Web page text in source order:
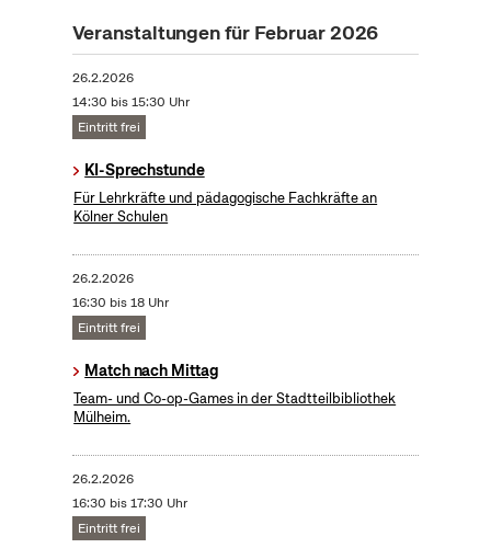
Veranstaltungen für Februar 2026
26.2.2026
14:30 bis 15:30 Uhr
Eintritt frei
KI-Sprechstunde
Für Lehrkräfte und pädagogische Fachkräfte an
Kölner Schulen
26.2.2026
16:30 bis 18 Uhr
Eintritt frei
Match nach Mittag
Team- und Co-op-Games in der Stadtteilbibliothek
Mülheim.
26.2.2026
16:30 bis 17:30 Uhr
Eintritt frei